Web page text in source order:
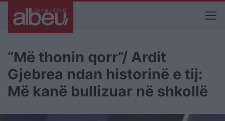
“Më thonin qorr”/ Ardit
Gjebrea ndan historinë e tij:
Më kanë bullizuar në shkollë